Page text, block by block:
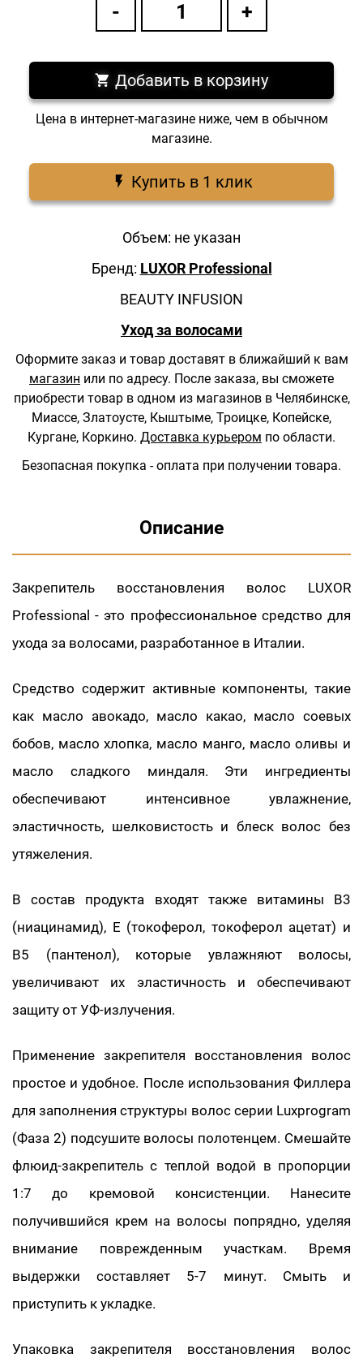
Добавить в корзину
Цена в интернет-магазине ниже, чем в обычном
магазине.
Купить в 1 клик
Объем: не указан
Бренд: LUXOR Professional
BEAUTY INFUSION
Уход за волосами
Оформите заказ и товар доставят в ближайший к вам
магазин или по адресу. После заказа, вы сможете
приобрести товар в одном из магазинов в Челябинске,
Миассе, Златоусте, Кыштыме, Троицке, Копейске,
Кургане, Коркино. Доставка курьером по области.
Безопасная покупка - оплата при получении товара.
Описание
Закрепитель восстановления волос LUXOR
Professional - это профессиональное средство для
ухода за волосами, разработанное в Италии.
Средство содержит активные компоненты, такие
как масло авокадо, масло какао, масло соевых
бобов, масло хлопка, масло манго, масло оливы и
масло сладкого миндаля. Эти ингредиенты
обеспечивают интенсивное увлажнение,
эластичность, шелковистость и блеск волос без
утяжеления.
В состав продукта входят также витамины В3
(ниацинамид), Е (токоферол, токоферол ацетат) и
В5 (пантенол), которые увлажняют волосы,
увеличивают их эластичность и обеспечивают
защиту от УФ-излучения.
Применение закрепителя восстановления волос
простое и удобное. После использования Филлера
для заполнения структуры волос серии Luxprogram
(Фаза 2) подсушите волосы полотенцем. Смешайте
флюид-закрепитель с теплой водой в пропорции
1:7 до кремовой консистенции. Нанесите
получившийся крем на волосы попрядно, уделяя
внимание поврежденным участкам. Время
выдержки составляет 5-7 минут. Смыть и
приступить к укладке.
Упаковка закрепителя восстановления волос